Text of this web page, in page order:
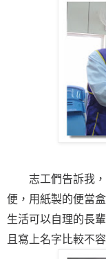
志工們告訴我，
便，用紙製的便當
生活可以自理的長
且寫上名字比較不